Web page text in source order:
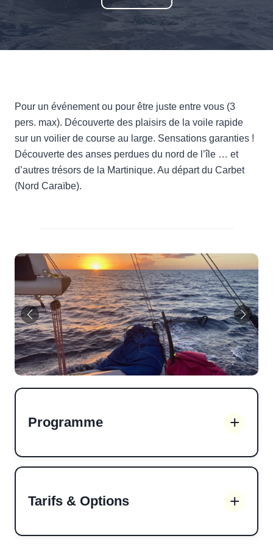
Pour un événement ou pour être juste entre vous (3
pers. max). Découverte des plaisirs de la voile rapide
sur un voilier de course au large. Sensations garanties !
Découverte des anses perdues du nord de l’île … et
d’autres trésors de la Martinique. Au départ du Carbet
(Nord Caraïbe).
Programme
Tarifs & Options